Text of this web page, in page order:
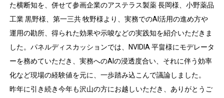
た横断知を、併せて参画企業のアステラス製薬 長岡様、小野薬品
工業 黒野様、第一三共 牧野様より、実務でのAI活用の進め方や
運用の勘所、得られた効果や示唆などの実践知を紹介いただきま
した。パネルディスカッションでは、NVIDIA 平畠様にモデレータ
ーを務めていただき、実務へのAIの浸透度合い、それに伴う効率
化など現場の経験値を元に、一歩踏み込こんで議論しました。
昨年に引き続き今年も沢山の方にお越しいただき、ありがとうご